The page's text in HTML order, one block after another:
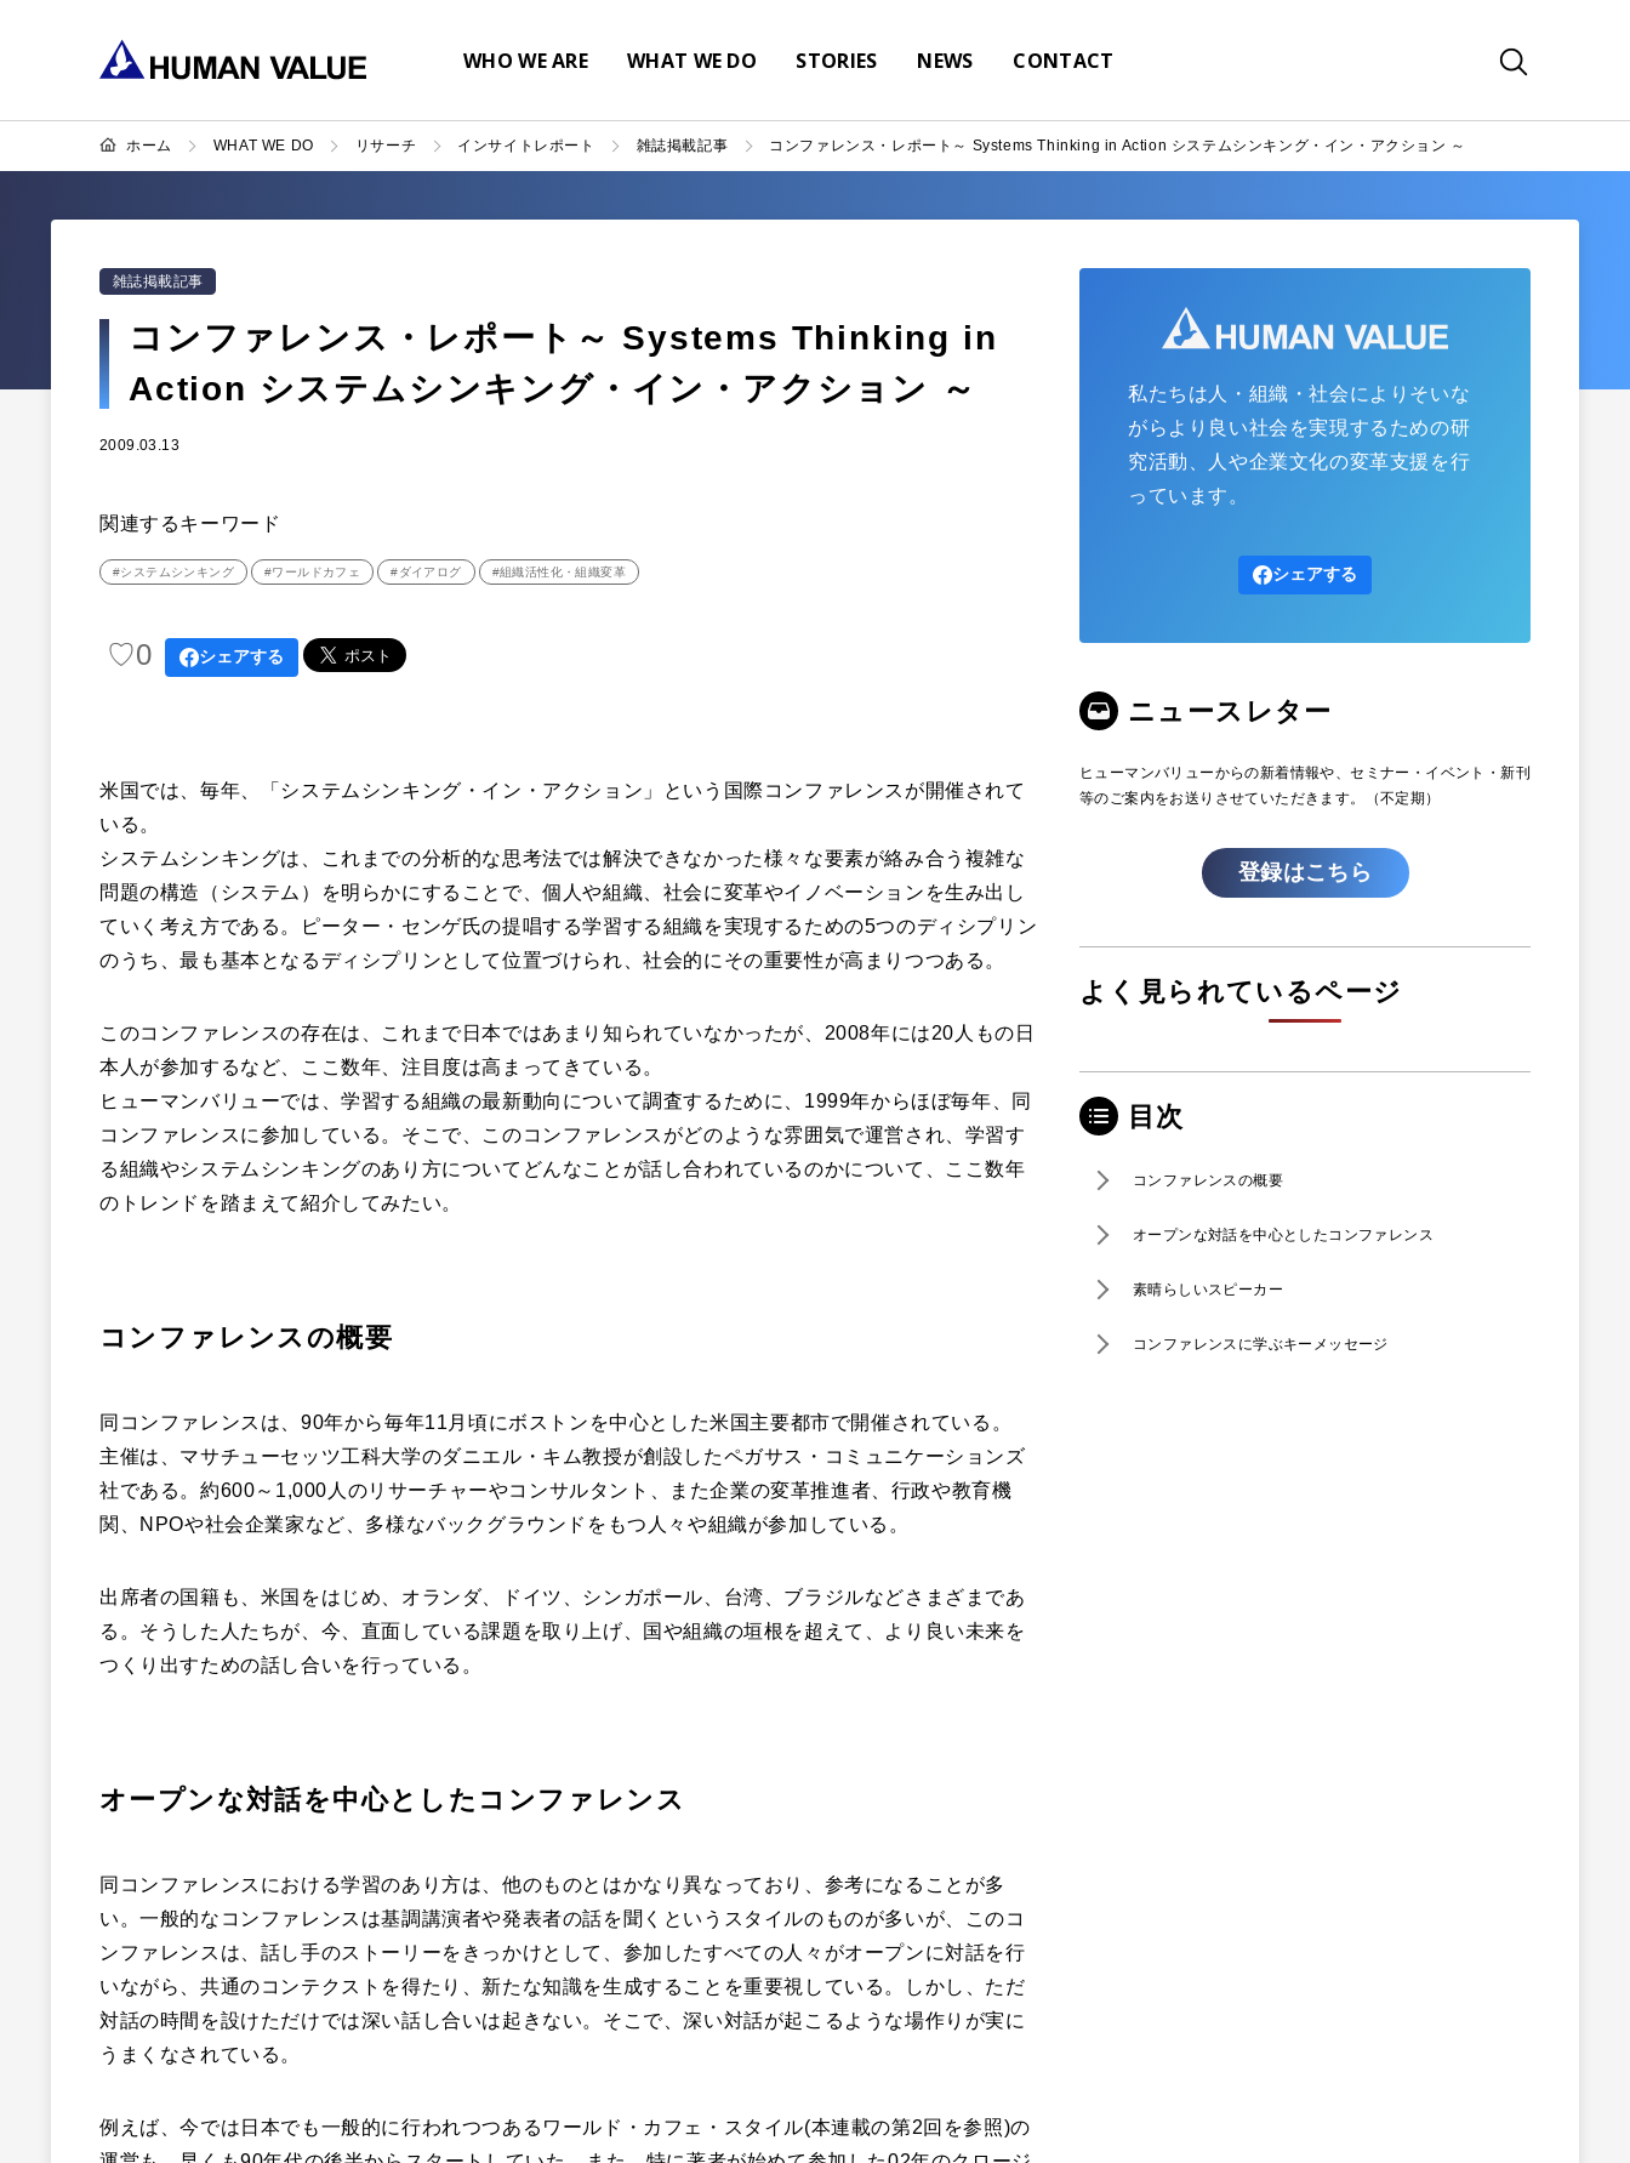
WHO WE ARE WHAT WE DO STORIES NEWS CONTACT
ホーム WHAT WE DO リサーチ インサイトレポート 雑誌掲載記事 コンファレンス・レポート～ Systems Thinking in Action システムシンキング・イン・アクション ～
雑誌掲載記事
コンファレンス・レポート～ Systems Thinking in
Action システムシンキング・イン・アクション ～
2009.03.13
関連するキーワード
#システムシンキング #ワールドカフェ #ダイアログ #組織活性化・組織変革
♡0 シェアする
米国では、毎年、「システムシンキング・イン・アクション」という国際コンファレンスが開催されて
いる。
システムシンキングは、これまでの分析的な思考法では解決できなかった様々な要素が絡み合う複雑な
問題の構造（システム）を明らかにすることで、個人や組織、社会に変革やイノベーションを生み出し
ていく考え方である。ピーター・センゲ氏の提唱する学習する組織を実現するための5つのディシプリン
のうち、最も基本となるディシプリンとして位置づけられ、社会的にその重要性が高まりつつある。
このコンファレンスの存在は、これまで日本ではあまり知られていなかったが、2008年には20人もの日
本人が参加するなど、ここ数年、注目度は高まってきている。
ヒューマンバリューでは、学習する組織の最新動向について調査するために、1999年からほぼ毎年、同
コンファレンスに参加している。そこで、このコンファレンスがどのような雰囲気で運営され、学習す
る組織やシステムシンキングのあり方についてどんなことが話し合われているのかについて、ここ数年
のトレンドを踏まえて紹介してみたい。
コンファレンスの概要
同コンファレンスは、90年から毎年11月頃にボストンを中心とした米国主要都市で開催されている。
主催は、マサチューセッツ工科大学のダニエル・キム教授が創設したペガサス・コミュニケーションズ
社である。約600～1,000人のリサーチャーやコンサルタント、また企業の変革推進者、行政や教育機
関、NPOや社会企業家など、多様なバックグラウンドをもつ人々や組織が参加している。
出席者の国籍も、米国をはじめ、オランダ、ドイツ、シンガポール、台湾、ブラジルなどさまざまであ
る。そうした人たちが、今、直面している課題を取り上げ、国や組織の垣根を超えて、より良い未来を
つくり出すための話し合いを行っている。
オープンな対話を中心としたコンファレンス
同コンファレンスにおける学習のあり方は、他のものとはかなり異なっており、参考になることが多
い。一般的なコンファレンスは基調講演者や発表者の話を聞くというスタイルのものが多いが、このコ
ンファレンスは、話し手のストーリーをきっかけとして、参加したすべての人々がオープンに対話を行
いながら、共通のコンテクストを得たり、新たな知識を生成することを重要視している。しかし、ただ
対話の時間を設けただけでは深い話し合いは起きない。そこで、深い対話が起こるような場作りが実に
うまくなされている。
例えば、今では日本でも一般的に行われつつあるワールド・カフェ・スタイル(本連載の第2回を参照)の
私たちは人・組織・社会によりそいな
がらより良い社会を実現するための研
究活動、人や企業文化の変革支援を行
っています。
シェアする
ニュースレター
ヒューマンバリューからの新着情報や、セミナー・イベント・新刊
等のご案内をお送りさせていただきます。（不定期）
登録はこちら
よく見られているページ
目次
コンファレンスの概要
オープンな対話を中心としたコンファレンス
素晴らしいスピーカー
コンファレンスに学ぶキーメッセージ